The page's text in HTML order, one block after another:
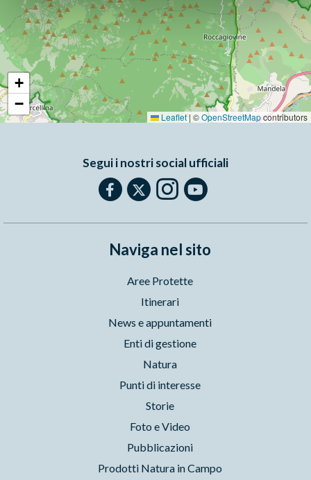
+
−
Leaflet| ©OpenStreetMapcontributors
Segui i nostri social ufficiali
Naviga nel sito
Aree Protette
Itinerari
News e appuntamenti
Enti di gestione
Natura
Punti di interesse
Storie
Foto e Video
Pubblicazioni
Prodotti Natura in Campo